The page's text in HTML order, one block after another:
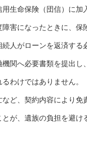
生命保険（団信）に加
害になったときに、保
人がローンを返済する
関へ必要書類を提出し
わけではありません。
ど、契約内容により免
が、遺族の負担を避け